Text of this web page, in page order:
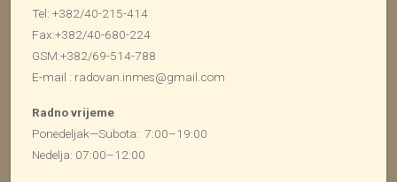
Tel: +382/40-215-414
Fax:+382/40-680-224
GSM:+382/69-514-788
E-mail : radovan.inmes@gmail.com
Radno vrijeme
Ponedeljak—Subota: 7:00–19:00
Nedelja: 07:00–12:00